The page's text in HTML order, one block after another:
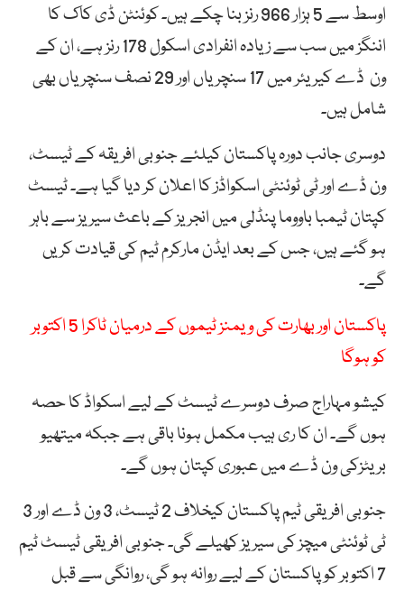
اوسط سے 5 ہزار 966 رنز بنا چکے ہیں۔ کوئنٹن ڈی کاک کا
اننگز میں سب سے زیادہ انفرادی اسکول 178 رنز ہے، ان کے
ون ڈے کیریئر میں 17 سنچریاں اور 29 نصف سنچریاں بھی
شامل ہیں۔
دوسری جانب دورہ پاکستان کیلئے جنوبی افریقہ کے ٹیسٹ،
ون ڈے اور ٹی ٹوئنٹی اسکواڈز کا اعلان کر دیا گیا ہے۔ ٹیسٹ
کپتان ٹیمبا باووما پنڈلی میں انجریز کے باعث سیریز سے باہر
ہو گئے ہیں، جس کے بعد ایڈن مارکرم ٹیم کی قیادت کریں
گے۔
پاکستان اور بھارت کی ویمنز ٹیموں کے درمیان ٹاکرا 5 اکتوبر
کو ہوگا
کیشو مہاراج صرف دوسرے ٹیسٹ کے لیے اسکواڈ کا حصہ
ہوں گے۔ ان کا ری ہیب مکمل ہونا باقی ہے جبکہ میتھیو
بریٹزکی ون ڈے میں عبوری کپتان ہوں گے۔
جنوبی افریقی ٹیم پاکستان کیخلاف 2 ٹیسٹ، 3 ون ڈے اور 3
ٹی ٹوئنٹی میچز کی سیریز کھیلے گی۔ جنوبی افریقی ٹیسٹ ٹیم
7 اکتوبر کو پاکستان کے لیے روانہ ہو گی، روانگی سے قبل